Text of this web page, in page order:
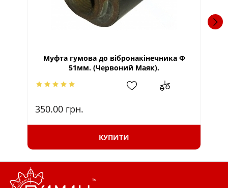
Муфта гумова до вібронакінечника Ф
51мм. (Червоний Маяк).
350.00 грн.
КУПИТИ